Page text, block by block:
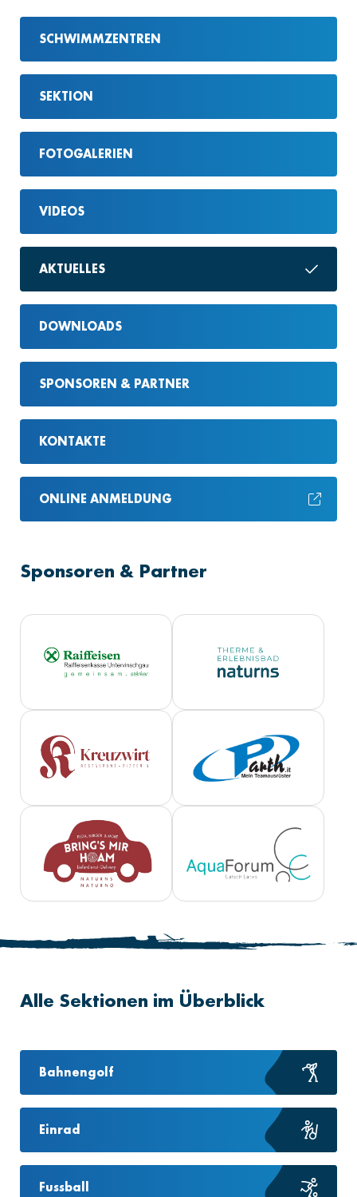
SCHWIMMZENTREN
SEKTION
FOTOGALERIEN
VIDEOS
AKTUELLES
DOWNLOADS
SPONSOREN & PARTNER
KONTAKTE
ONLINE ANMELDUNG
Sponsoren & Partner
Alle Sektionen im Überblick
Bahnengolf
Einrad
Fussball